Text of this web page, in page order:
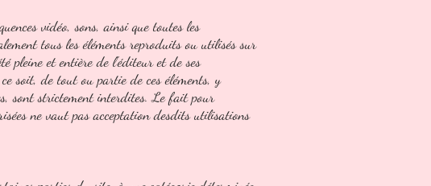
vidéo, sons, ainsi que toutes les
tous les éléments reproduits ou utilisés sur
pleine et entière de l'éditeur et de ses
soit, de tout ou partie de ces éléments, y
sont strictement interdites. Le fait pour
ne vaut pas acceptation desdits utilisations